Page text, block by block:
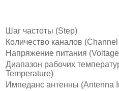
Шаг частоты (Step)
Количество каналов
Напряжение питания
Диапазон рабочих
Temperature)
Импеданс антенны (Antenna